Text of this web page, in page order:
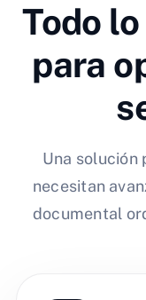
Todo
para
Una solución
necesitan
documental